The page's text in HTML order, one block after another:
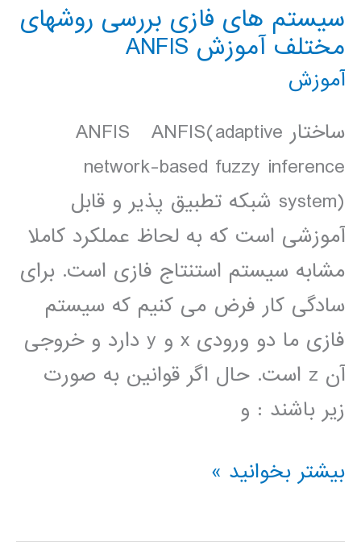
سيستم های فازی بررسی روشهای
مختلف آموزش ANFIS
آموزش
ساختار ANFIS ANFIS(adaptive
network-based fuzzy inference
system) شبکه تطبيق پذير و قابل
آموزشی است که به لحاظ عملکرد کاملا
مشابه سيستم استنتاج فازی است. برای
سادگی کار فرض می کنيم که سيستم
فازی ما دو ورودی x و y دارد و خروجی
آن z است. حال اگر قوانين به صورت
زير باشند : و
سيستم
فازی
بیشتر بخوانید »